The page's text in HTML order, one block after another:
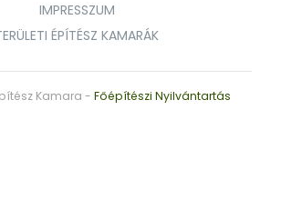
IMPRESSZUM
ÉPÍTÉSZ KAMARÁK
Kamara - Főépítészi Nyilvántartás